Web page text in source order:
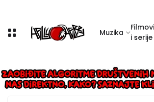
Muzika
Filmovi
i serije